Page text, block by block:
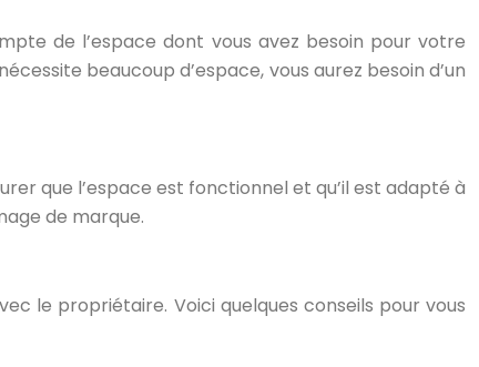
de l’espace dont vous avez besoin pour votre
beaucoup d’espace, vous aurez besoin d’un
que l’espace est fonctionnel et qu’il est adapté à
de marque.
le propriétaire. Voici quelques conseils pour vous